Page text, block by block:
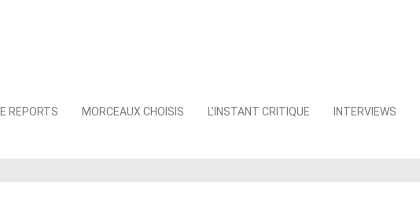
REPORTS MORCEAUX CHOISIS L’INSTANT CRITIQUE INTERVIEWS